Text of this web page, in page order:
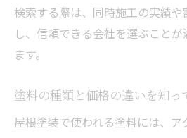
検索する際は、同時施工の実績
し、信頼できる会社を選ぶこと
ます。
塗料の種類と価格の違いを知っ
屋根塗装で使われる塗料には、